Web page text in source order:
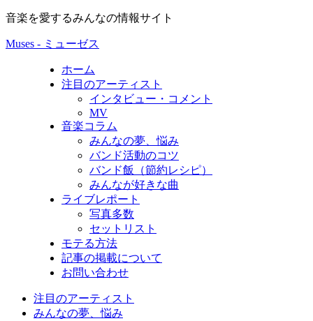
音楽を愛するみんなの情報サイト
Muses - ミューゼス
ホーム
注目のアーティスト
インタビュー・コメント
MV
音楽コラム
みんなの夢、悩み
バンド活動のコツ
バンド飯（節約レシピ）
みんなが好きな曲
ライブレポート
写真多数
セットリスト
モテる方法
記事の掲載について
お問い合わせ
注目のアーティスト
みんなの夢、悩み